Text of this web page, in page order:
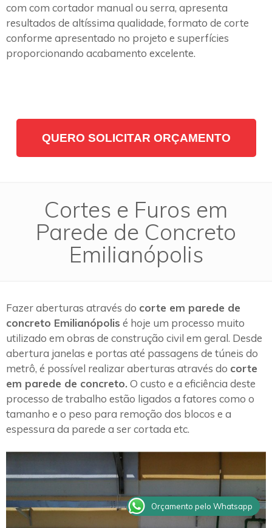
com com cortador manual ou serra, apresenta
resultados de altíssima qualidade, formato de corte
conforme apresentado no projeto e superfícies
proporcionando acabamento excelente.
QUERO SOLICITAR ORÇAMENTO
Cortes e Furos em
Parede de Concreto
Emilianópolis
Fazer aberturas através do corte em parede de
concreto Emilianópolis é hoje um processo muito
utilizado em obras de construção civil em geral. Desde
abertura janelas e portas até passagens de túneis do
metrô, é possível realizar aberturas através do corte
em parede de concreto. O custo e a eficiência deste
processo de trabalho estão ligados a fatores como o
tamanho e o peso para remoção dos blocos e a
espessura da parede a ser cortada etc.
Orçamento pelo Whatsapp